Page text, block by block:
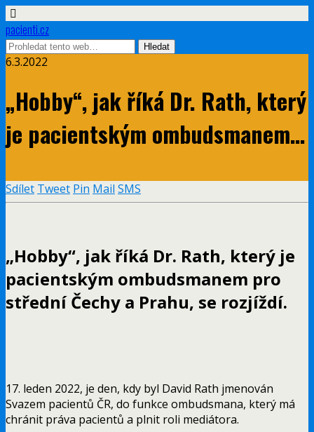
pacienti.cz
6.3.2022
„Hobby“, jak říká Dr. Rath, který
je pacientským ombudsmanem…
Sdílet Tweet Pin Mail SMS
„Hobby“, jak říká Dr. Rath, který je
pacientským ombudsmanem pro
střední Čechy a Prahu, se rozjíždí.
17. leden 2022, je den, kdy byl David Rath jmenován
Svazem pacientů ČR, do funkce ombudsmana, který má
chránit práva pacientů a plnit roli mediátora.